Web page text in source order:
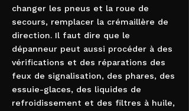
changer les pneus et la roue de
secours, remplacer la crémaillère de
direction. Il faut dire que le
dépanneur peut aussi procéder à des
vérifications et des réparations des
feux de signalisation, des phares, des
essuie-glaces, des liquides de
refroidissement et des filtres à huile,